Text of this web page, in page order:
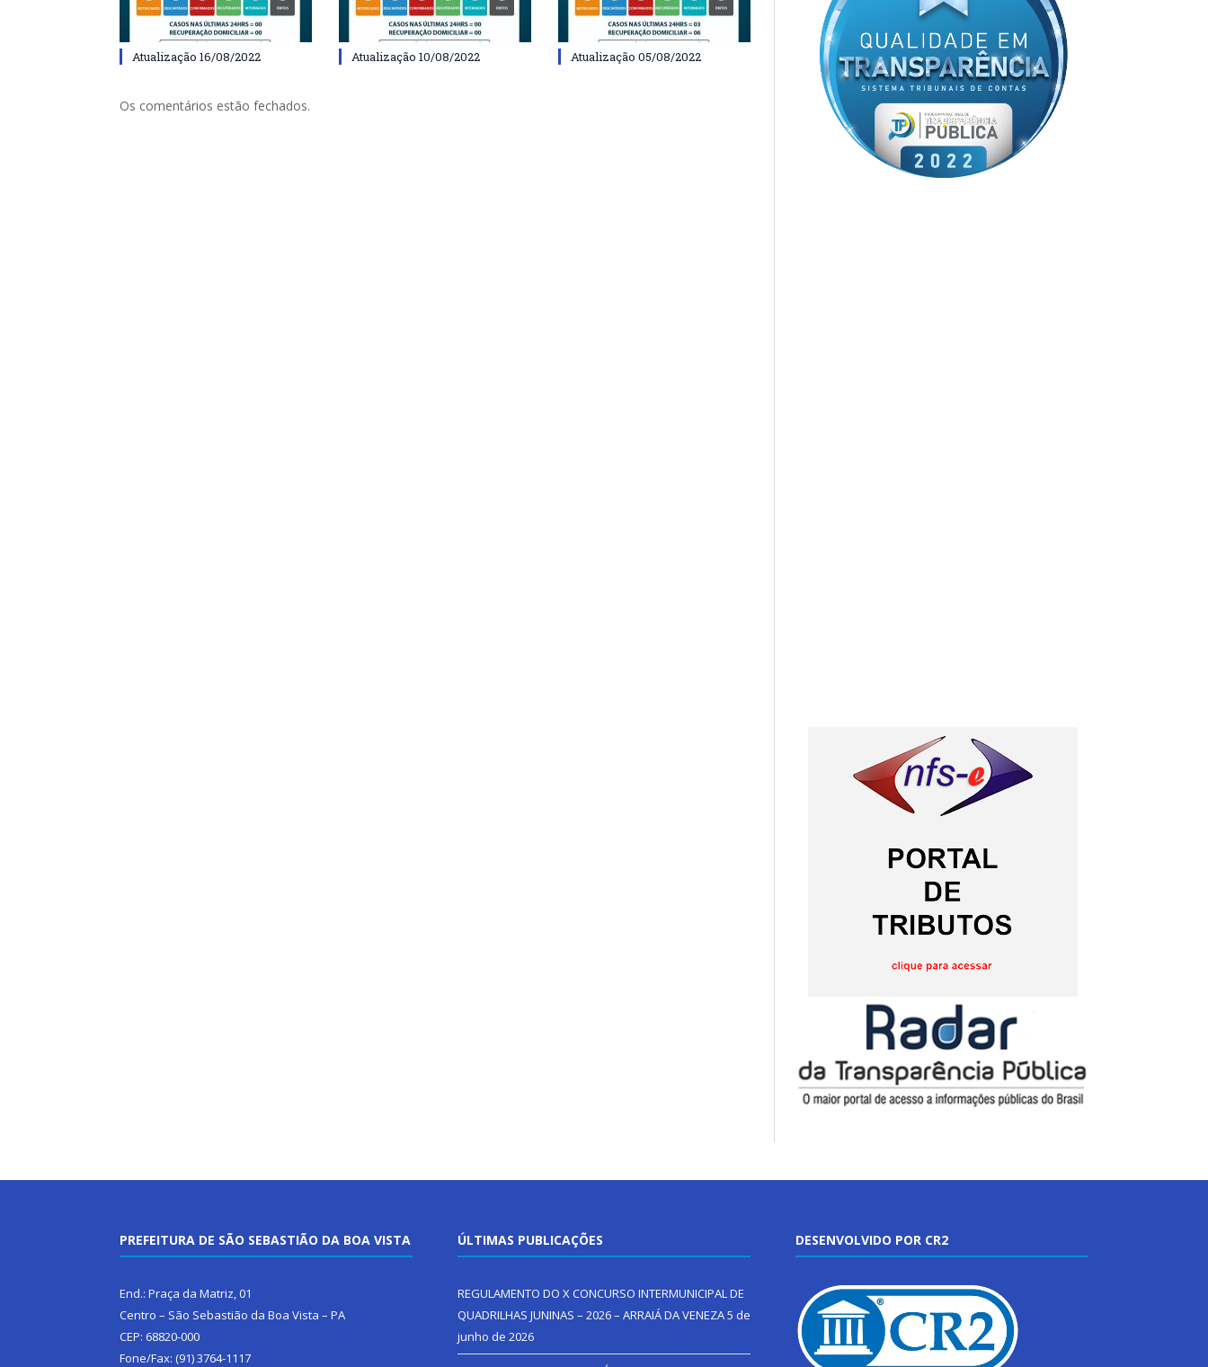
Atualização 16/08/2022 Atualização 10/08/2022 Atualização 05/08/2022
Os comentários estão fechados.
PREFEITURA DE SÃO SEBASTIÃO DA BOA VISTA
End.: Praça da Matriz, 01
Centro – São Sebastião da Boa Vista – PA
CEP: 68820-000
Fone/Fax: (91) 3764-1117
ÚLTIMAS PUBLICAÇÕES
REGULAMENTO DO X CONCURSO INTERMUNICIPAL DE
QUADRILHAS JUNINAS – 2026 – ARRAIÁ DA VENEZA5 de
junho de 2026
DESENVOLVIDO POR CR2